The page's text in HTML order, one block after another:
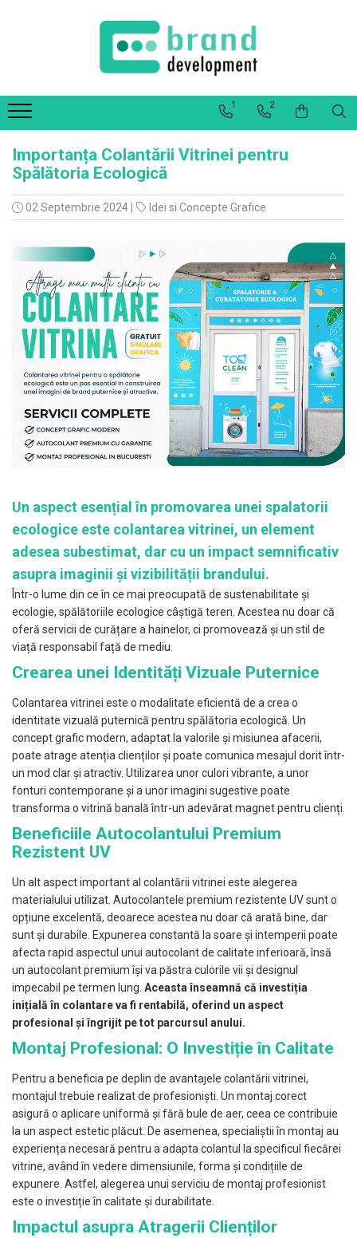
Office Elixir Capsule
Postere
1 2
Importanța Colantării Vitrinei pentru
Spălătoria Ecologică
02 Septembrie 2024 Idei si Concepte Grafice
Un aspect esențial în promovarea unei spalatorii
ecologice este colantarea vitrinei, un element
adesea subestimat, dar cu un impact semnificativ
asupra imaginii și vizibilității brandului.
Într-o lume din ce în ce mai preocupată de sustenabilitate și
ecologie, spălătoriile ecologice câștigă teren. Acestea nu doar că
oferă servicii de curățare a hainelor, ci promovează și un stil de
viață responsabil față de mediu.
Crearea unei Identități Vizuale Puternice
Colantarea vitrinei este o modalitate eficientă de a crea o
identitate vizuală puternică pentru spălătoria ecologică. Un
concept grafic modern, adaptat la valorile și misiunea afacerii,
poate atrage atenția clienților și poate comunica mesajul dorit într-
un mod clar și atractiv. Utilizarea unor culori vibrante, a unor
fonturi contemporane și a unor imagini sugestive poate
transforma o vitrină banală într-un adevărat magnet pentru clienți.
Beneficiile Autocolantului Premium
Rezistent UV
Un alt aspect important al colantării vitrinei este alegerea
materialului utilizat. Autocolantele premium rezistente UV sunt o
opțiune excelentă, deoarece acestea nu doar că arată bine, dar
sunt și durabile. Expunerea constantă la soare și intemperii poate
afecta rapid aspectul unui autocolant de calitate inferioară, însă
un autocolant premium își va păstra culorile vii și designul
impecabil pe termen lung. Aceasta înseamnă că investiția
inițială în colantare va fi rentabilă, oferind un aspect
profesional și îngrijit pe tot parcursul anului.
Montaj Profesional: O Investiție în Calitate
Pentru a beneficia pe deplin de avantajele colantării vitrinei,
montajul trebuie realizat de profesioniști. Un montaj corect
asigură o aplicare uniformă și fără bule de aer, ceea ce contribuie
la un aspect estetic plăcut. De asemenea, specialiștii în montaj au
experiența necesară pentru a adapta colantul la specificul fiecărei
vitrine, având în vedere dimensiunile, forma și condițiile de
expunere. Astfel, alegerea unui serviciu de montaj profesionist
este o investiție în calitate și durabilitate.
Impactul asupra Atragerii Clienților